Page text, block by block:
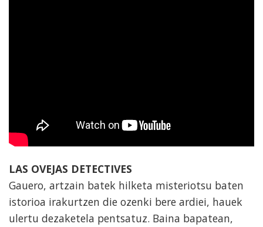
LAS OVEJAS DETECTIVES
Gauero, artzain batek hilketa misteriotsu baten
istorioa irakurtzen die ozenki bere ardiei, hauek
ulertu dezaketela pentsatuz. Baina bapatean,